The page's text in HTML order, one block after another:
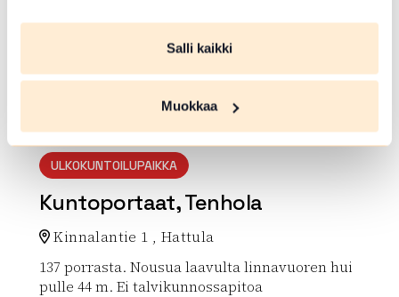
Salli kaikki
Muokkaa
ULKOKUNTOILUPAIKKA
Kuntoportaat, Tenhola
Kinnalantie 1 , Hattula
137 porrasta. Nousua laavulta linnavuoren hui
pulle 44 m. Ei talvikunnossapitoa